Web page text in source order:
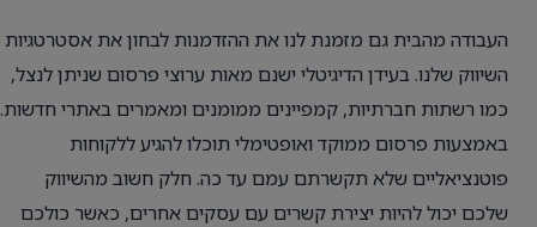
העבודה מהבית גם מזמנת לנו את ההזדמנות לבחון את אסטרטגיות
השיווק שלנו. בעידן הדיגיטלי ישנם מאות ערוצי פרסום שניתן לנצל,
כמו רשתות חברתיות, קמפיינים ממומנים ומאמרים באתרי חדשות.
באמצעות פרסום ממוקד ואופטימלי תוכלו להגיע ללקוחות
פוטנציאליים שלא תקשרתם עמם עד כה. חלק חשוב מהשיווק
שלכם יכול להיות יצירת קשרים עם עסקים אחרים, כאשר כולכם